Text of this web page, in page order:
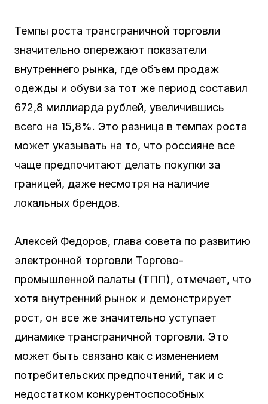
Темпы роста трансграничной торговли
значительно опережают показатели
внутреннего рынка, где объем продаж
одежды и обуви за тот же период составил
672,8 миллиарда рублей, увеличившись
всего на 15,8%. Это разница в темпах роста
может указывать на то, что россияне все
чаще предпочитают делать покупки за
границей, даже несмотря на наличие
локальных брендов.
Алексей Федоров, глава совета по развитию
электронной торговли Торгово-
промышленной палаты (ТПП), отмечает, что
хотя внутренний рынок и демонстрирует
рост, он все же значительно уступает
динамике трансграничной торговли. Это
может быть связано как с изменением
потребительских предпочтений, так и с
недостатком конкурентоспособных